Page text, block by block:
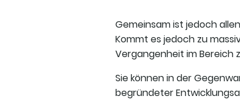
Gemeinsam ist jedoch
Kommt es jedoch zu
Vergangenheit im Bereich
Sie können in der
begründeter